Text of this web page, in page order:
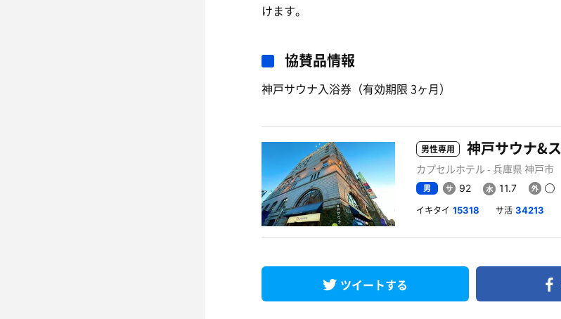
けます。
協賛品情報
神戸サウナ入浴券（有効期限 3ヶ月）
男性専用 神戸サウナ&
カプセルホテル - 兵庫県 神戸市
男 92 11.7
イキタイ 15318 サ活 34213
ツイートする